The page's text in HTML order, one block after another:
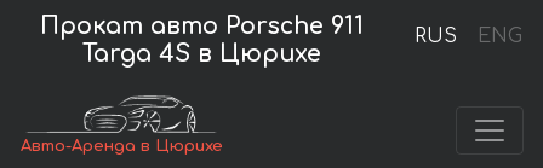
RUS ENG
Прокат авто Porsche 911
Targa 4S в Цюрихе
Авто-Аренда в Цюрихе